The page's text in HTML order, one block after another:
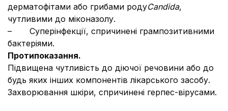
дерматофітами або грибами родуCandida,
чутливими до міконазолу.
– Суперінфекції, спричинені грампозитивними
бактеріями.
Протипоказання.
Підвищена чутливість до діючої речовини або до
будь яких інших компонентів лікарського засобу.
Захворювання шкіри, спричинені герпес-вірусами.